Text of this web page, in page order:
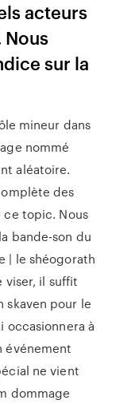
acteurs
Nous
sur la
mineur dans
nommé
aléatoire.
des
ce topic. Nous
bande-son du
| le shéogorath
viser, il suffit
skaven pour le
à
événement
ne vient
dommage